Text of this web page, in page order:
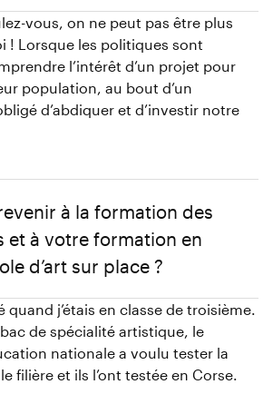
vous, on ne peut pas être plus
! Lorsque les politiques sont
l’intérêt d’un projet pour
population, au bout d’un
d’abdiquer et d’investir notre
à la formation des
et à votre formation en
d’art sur place ?
quand j’étais en classe de troisième.
de spécialité artistique, le
nationale a voulu tester la
filière et ils l’ont testée en Corse.